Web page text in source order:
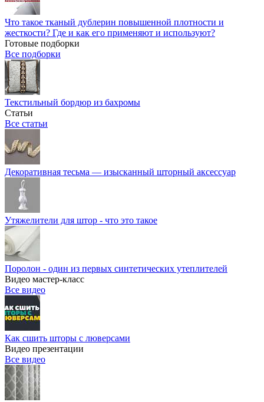
Что такое тканый дублерин повышенной плотности и
жесткости? Где и как его применяют и используют?
Готовые подборки
Все подборки
Текстильный бордюр из бахромы
Статьи
Все статьи
Декоративная тесьма — изысканный шторный аксессуар
Утяжелители для штор - что это такое
Поролон - один из первых синтетических утеплителей
Видео мастер-класс
Все видео
Как сшить шторы с люверсами
Видео презентации
Все видео